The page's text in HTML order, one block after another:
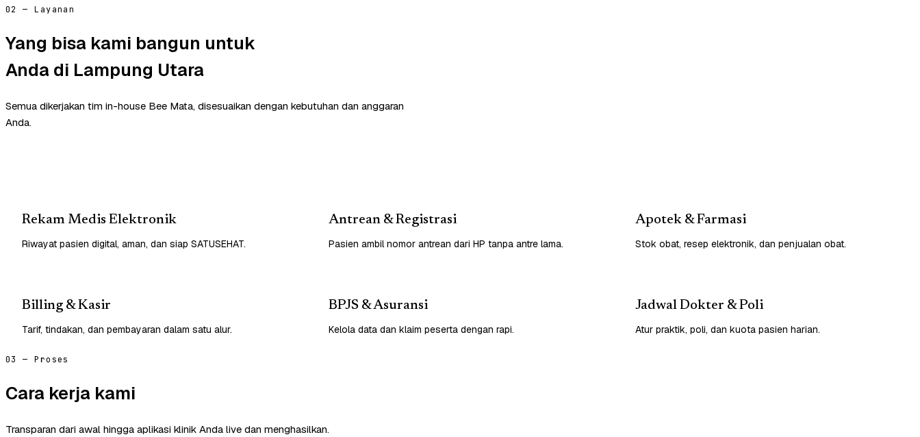
02 — Layanan
Yang bisa kami bangun untuk
Anda di Lampung Utara
Semua dikerjakan tim in-house Bee Mata, disesuaikan dengan kebutuhan dan anggaran
Anda.
Rekam Medis Elektronik
Riwayat pasien digital, aman, dan siap SATUSEHAT.
Antrean & Registrasi
Pasien ambil nomor antrean dari HP tanpa antre lama.
Apotek & Farmasi
Stok obat, resep elektronik, dan penjualan obat.
Billing & Kasir
Tarif, tindakan, dan pembayaran dalam satu alur.
BPJS & Asuransi
Kelola data dan klaim peserta dengan rapi.
Jadwal Dokter & Poli
Atur praktik, poli, dan kuota pasien harian.
03 — Proses
Cara kerja kami
Transparan dari awal hingga aplikasi klinik Anda live dan menghasilkan.